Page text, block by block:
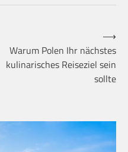
Warum Polen Ihr nächstes
kulinarisches Reiseziel sein
sollte
⟶